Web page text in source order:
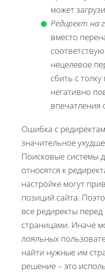
может
Редирект на
вместо
нецелевое
сбить с
негативно
впечатления
Ошибка с
значительное
Поисковые системы
относятся к
настройке могут
позиций сайта.
все редиректы
страницами. Иначе
лояльных
найти нужные им
решение – это